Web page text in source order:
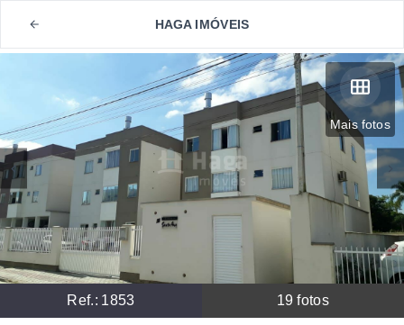
HAGA IMÓVEIS
Mais fotos
Ref.: 1853 19 fotos